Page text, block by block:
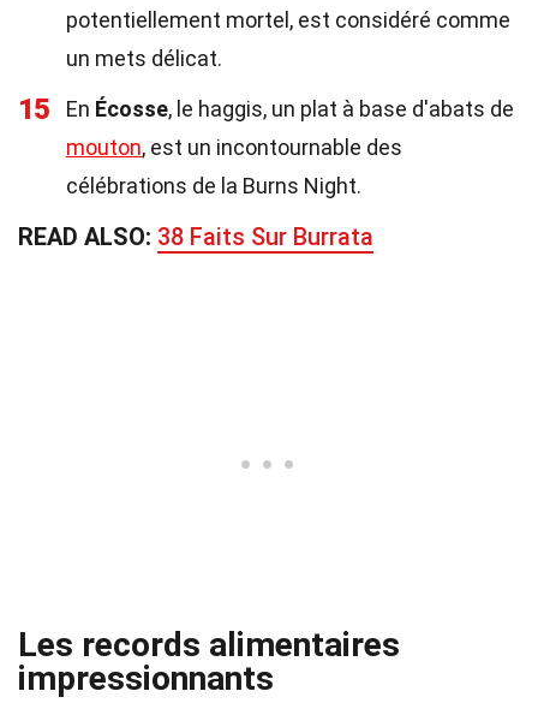
potentiellement mortel, est considéré comme
un mets délicat.
15 En Écosse, le haggis, un plat à base d'abats de
mouton, est un incontournable des
célébrations de la Burns Night.
READ ALSO: 38 Faits Sur Burrata
Les records alimentaires
impressionnants